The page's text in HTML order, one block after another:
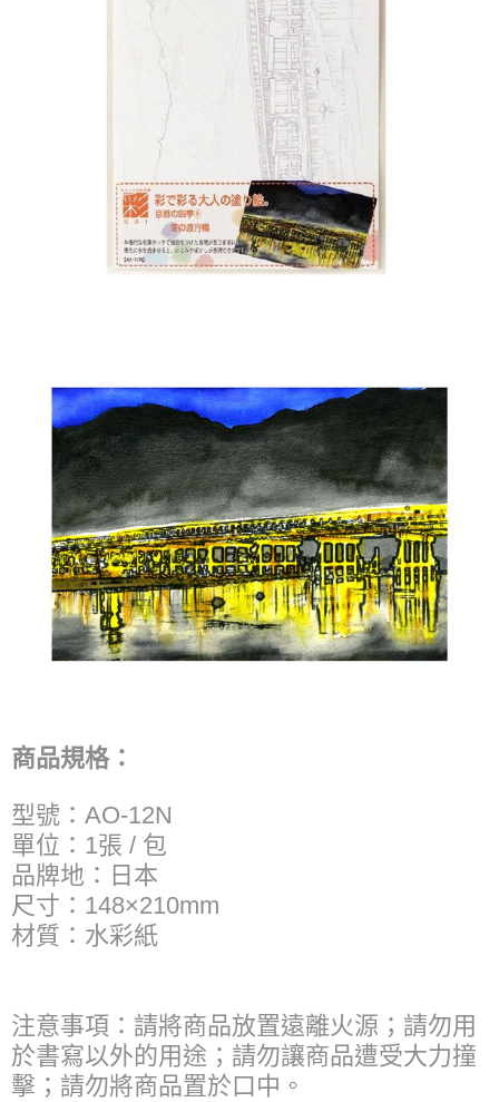
商品規格：
型號：AO-12N
單位：1張 / 包
品牌地：日本
尺寸：148×210mm
材質：水彩紙
注意事項：請將商品放置遠離火源；請勿用
於書寫以外的用途；請勿讓商品遭受大力撞
擊；請勿將商品置於口中。